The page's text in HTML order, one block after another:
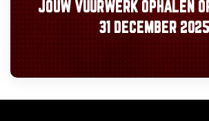
JOUW VUURWERK OPHALEN
31 DECEMBER 2025